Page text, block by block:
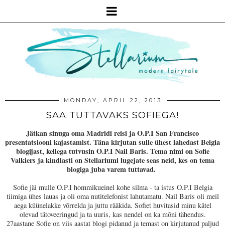
MONDAY, APRIL 22, 2013
SAA TUTTAVAKS SOFIEGA!
Jätkan sinuga oma Madridi reisi ja O.P.I San Francisco
presentatsiooni kajastamist. Täna kirjutan sulle ühest lahedast Belgia
blogijast, kellega tutvusinO.P.I Nail Baris. Tema nimi on Sofie
Valkiers ja kindlasti on Stellariumi lugejate seas neid, kes on tema
blogiga juba varem tuttavad.
Sofie jäi mulle O.P.I hommikueinel kohe silma - ta istus O.P.I Belgia
tiimiga ühes lauas ja oli oma nutitelefonist lahutamatu. Nail Baris oli meil
aega küünelakke võrrelda ja juttu rääkida. Sofiet huvitasid minu kätel
olevad tätoveeringud ja ta uuris, kas nendel on ka mõni tähendus.
27aastane Sofie on viis aastat blogi pidanud ja temast on kirjutanud paljud